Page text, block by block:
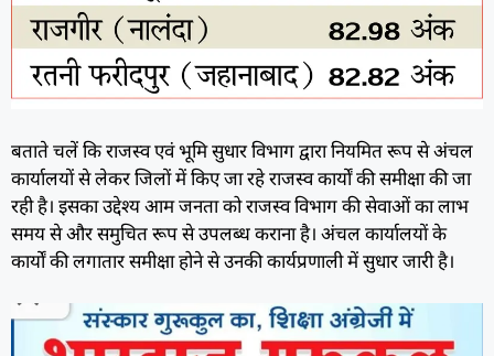
बताते चलें कि राजस्व एवं भूमि सुधार विभाग द्वारा नियमित रूप से अंचल
कार्यालयों से लेकर जिलों में किए जा रहे राजस्व कार्यों की समीक्षा की जा
रही है। इसका उद्देश्य आम जनता को राजस्व विभाग की सेवाओं का लाभ
समय से और समुचित रूप से उपलब्ध कराना है। अंचल कार्यालयों के
कार्यों की लगातार समीक्षा होने से उनकी कार्यप्रणाली में सुधार जारी है।